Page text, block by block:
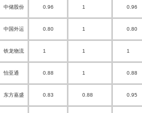
中储股份 0.96 1 0.96
中国外运 0.80 1 0.80
铁龙物流 1 1 1
怡亚通 0.88 1 0.88
东方嘉盛 0.83 0.88 0.95